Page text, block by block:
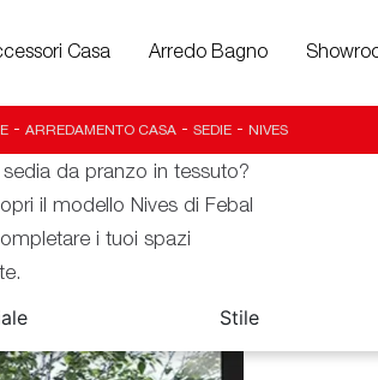
Casa Arredo Bagno
- ARREDAMENTO CASA - SEDIE - NIVES
sedia da pranzo in tessuto?
il modello Nives di Febal
i tuoi spazi
Stile